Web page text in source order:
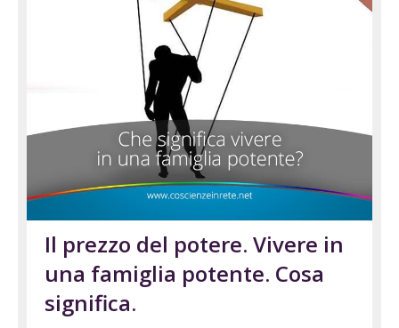
Il prezzo del potere. Vivere in
una famiglia potente. Cosa
significa.